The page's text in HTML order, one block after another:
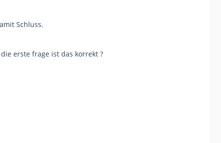
Schluss.
erste frage ist das korrekt ?